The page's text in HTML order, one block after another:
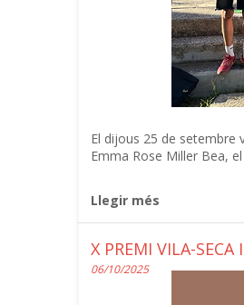
El dijous 25 de setembre
Emma Rose Miller Bea,
Llegir més
X PREMI VILA-SECA
06/10/2025